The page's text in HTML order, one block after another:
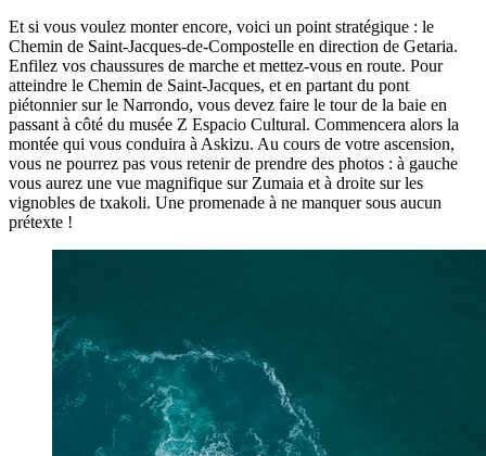
Et si vous voulez monter encore, voici un point stratégique : le
Chemin de Saint-Jacques-de-Compostelle en direction de Getaria.
Enfilez vos chaussures de marche et mettez-vous en route. Pour
atteindre le Chemin de Saint-Jacques, et en partant du pont
piétonnier sur le Narrondo, vous devez faire le tour de la baie en
passant à côté du musée Z Espacio Cultural. Commencera alors la
montée qui vous conduira à Askizu. Au cours de votre ascension,
vous ne pourrez pas vous retenir de prendre des photos : à gauche
vous aurez une vue magnifique sur Zumaia et à droite sur les
vignobles de txakoli. Une promenade à ne manquer sous aucun
prétexte !